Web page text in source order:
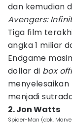
dan kemudian
Avengers:
Tiga film
angka 1 miliar
Endgame
dollar di box
menyelesaikan
menjadi
2. Jon Watts
Spider-Man (dok.